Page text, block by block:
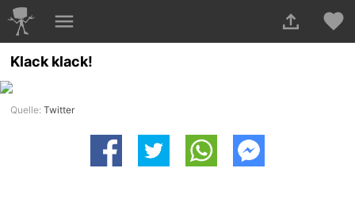
Klack klack!
Quelle:Twitter